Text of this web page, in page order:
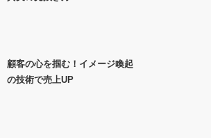
顧客の心を掴む！イメージ喚起
の技術で売上UP